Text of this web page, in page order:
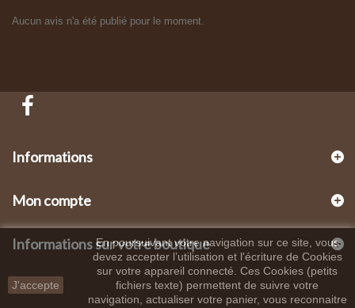
Aucun avis n'a été publié pour le moment.
Informations
Mon compte
Informations sur votre boutique
J'accepte
En poursuivant votre navigation sur ce site, vous
devez accepter l’utilisation et l'écriture de Cookies
sur votre appareil connecté. Ces Cookies (petits
fichiers texte) permettent de suivre votre
navigation, actualiser votre panier, vous reconnaitre